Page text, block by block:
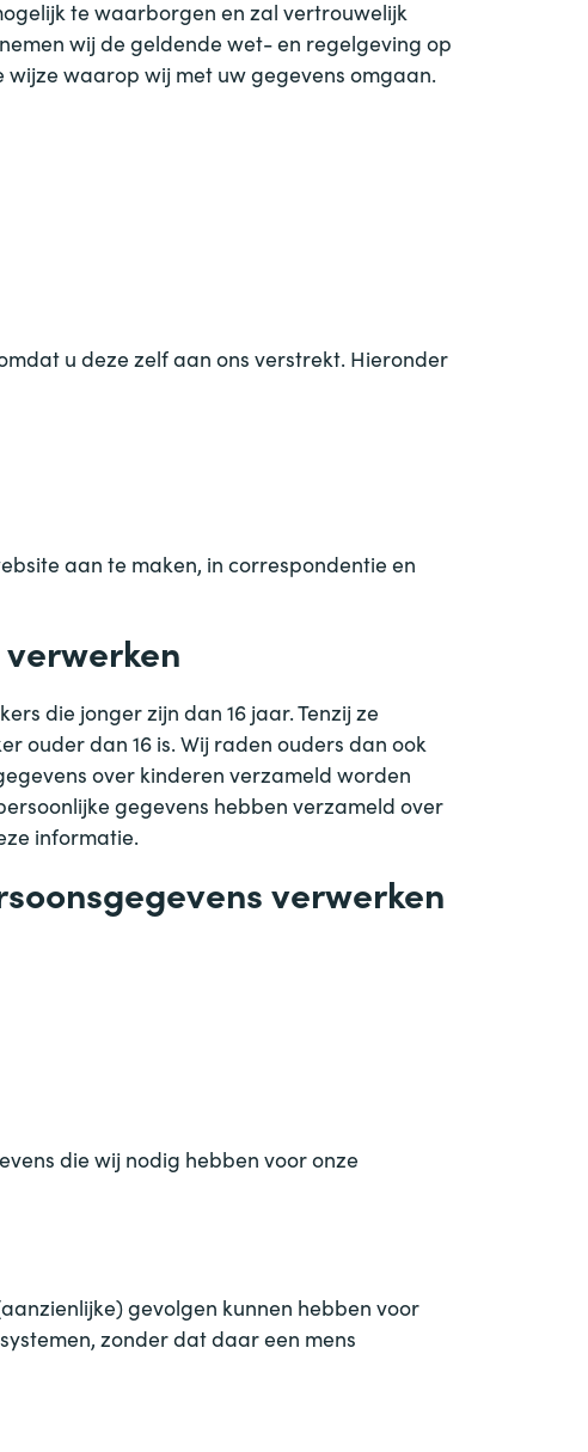
te waarborgen en zal vertrouwelijk
wij de geldende wet- en regelgeving op
waarop wij met uw gegevens omgaan.
u deze zelf aan ons verstrekt. Hieronder
aan te maken, in correspondentie en
die jonger zijn dan 16 jaar. Tenzij ze
ouder dan 16 is. Wij raden ouders dan ook
over kinderen verzameld worden
gegevens hebben verzameld over
informatie.
verwerken
die wij nodig hebben voor onze
gevolgen kunnen hebben voor
zonder dat daar een mens